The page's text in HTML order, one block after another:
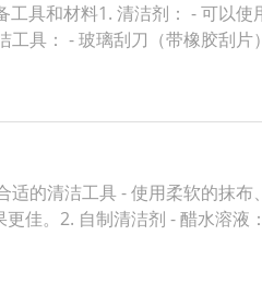
具和材料1. 清洁剂： - 可以使
具： - 玻璃刮刀（带橡胶刮片
的清洁工具 - 使用柔软的抹布
佳。2. 自制清洁剂 - 醋水溶液